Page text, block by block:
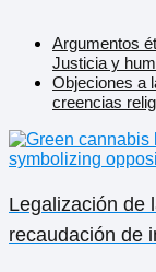
Argumentos
Justicia y
Objeciones a
creencias
Legalización de
recaudación de